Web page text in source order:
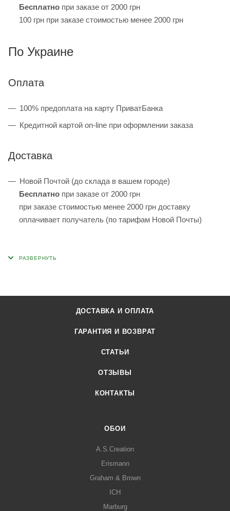
Бесплатно при заказе от 2000 грн
100 грн при заказе стоимостью менее 2000 грн
По Украине
Оплата
100% предоплата на карту ПриватБанка
Кредитной картой on-line при оформлении заказа
Доставка
Новой Почтой (до склада в вашем городе)
Бесплатно при заказе от 2000 грн
при заказе стоимостью менее 2000 грн доставку
оплачивает получатель (по тарифам Новой Почты)
ДОСТАВКА И ОПЛАТА
ГАРАНТИЯ И ВОЗВРАТ
СТАТЬИ
ОТЗЫВЫ
КОНТАКТЫ
ОБОИ
A.S.Creation
Erismann
Graham & Brown
ICH
Marburg